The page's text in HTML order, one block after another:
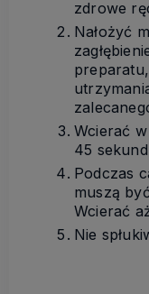
zdrowe
Nałożyć
Wcierać
45
Podczas
muszą
Wcierać
Nie